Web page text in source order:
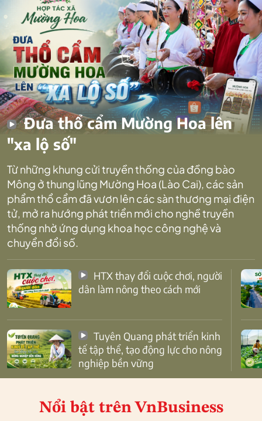
Đưa thổ cẩm Mường Hoa lên
"xa lộ số"
Từ những khung cửi truyền thống của đồng bào
Mông ở thung lũng Mường Hoa (Lào Cai), các sản
phẩm thổ cẩm đã vươn lên các sàn thương mại điện
tử, mở ra hướng phát triển mới cho nghề truyền
thống nhờ ứng dụng khoa học công nghệ và
chuyển đổi số.
dân làm nông theo cách mới
tế tập thể, tạo động lực cho nông
nghiệp bền vững
Nổi bật trên VnBusiness